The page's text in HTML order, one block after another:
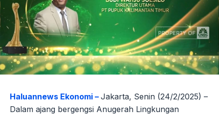
Haluannews Ekonomi – Jakarta, Senin (24/2/2025) –
Dalam ajang bergengsi Anugerah Lingkungan